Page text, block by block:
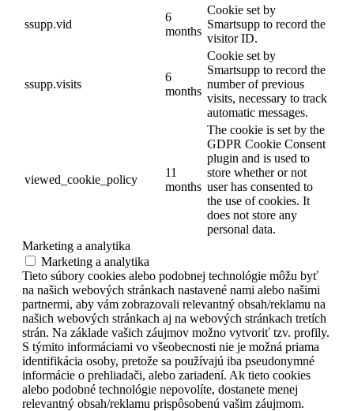
ssupp.vid
6
months
Cookie set by
Smartsupp to record the
visitor ID.
ssupp.visits
6
months
Cookie set by
Smartsupp to record the
number of previous
visits, necessary to track
automatic messages.
viewed_cookie_policy
11
months
The cookie is set by the
GDPR Cookie Consent
plugin and is used to
store whether or not
user has consented to
the use of cookies. It
does not store any
personal data.
Marketing a analytika
Marketing a analytika
Tieto súbory cookies alebo podobnej technológie môžu byť
na našich webových stránkach nastavené nami alebo našimi
partnermi, aby vám zobrazovali relevantný obsah/reklamu na
našich webových stránkach aj na webových stránkach tretích
strán. Na základe vašich záujmov možno vytvoriť tzv. profily.
S týmito informáciami vo všeobecnosti nie je možná priama
identifikácia osoby, pretože sa používajú iba pseudonymné
informácie o prehliadači, alebo zariadení. Ak tieto cookies
alebo podobné technológie nepovolíte, dostanete menej
relevantný obsah/reklamu prispôsobenú vašim záujmom.